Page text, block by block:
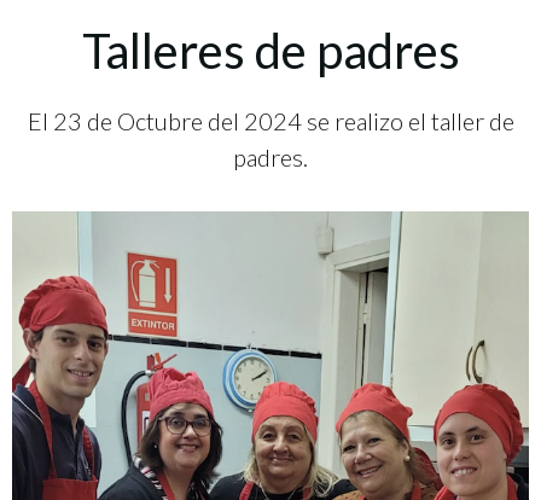
Talleres de padres
El 23 de Octubre del 2024 se realizo el taller de
padres.